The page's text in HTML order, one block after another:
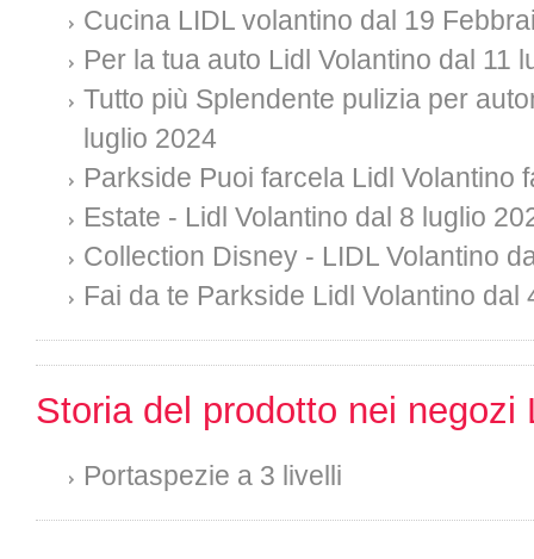
Cucina LIDL volantino dal 19
Per la tua auto Lidl Volantino dal 11
Tutto più Splendente pulizia per
luglio 2024
Parkside Puoi farcela Lidl Volantino
Estate - Lidl Volantino dal 8 luglio
Collection Disney - LIDL Volantino
Fai da te Parkside Lidl Volantino dal
Storia del prodotto nei negozi
Portaspezie a 3 livelli